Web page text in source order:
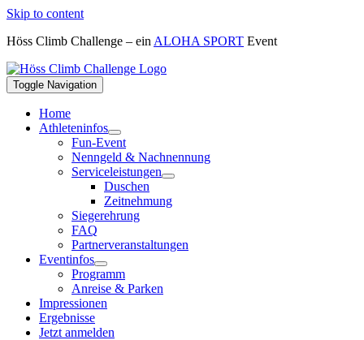
Skip to content
Höss Climb Challenge – ein ALOHA SPORT Event
Toggle Navigation
Home
Athleteninfos
Fun-Event
Nenngeld & Nachnennung
Serviceleistungen
Duschen
Zeitnehmung
Siegerehrung
FAQ
Partnerveranstaltungen
Eventinfos
Programm
Anreise & Parken
Impressionen
Ergebnisse
Jetzt anmelden